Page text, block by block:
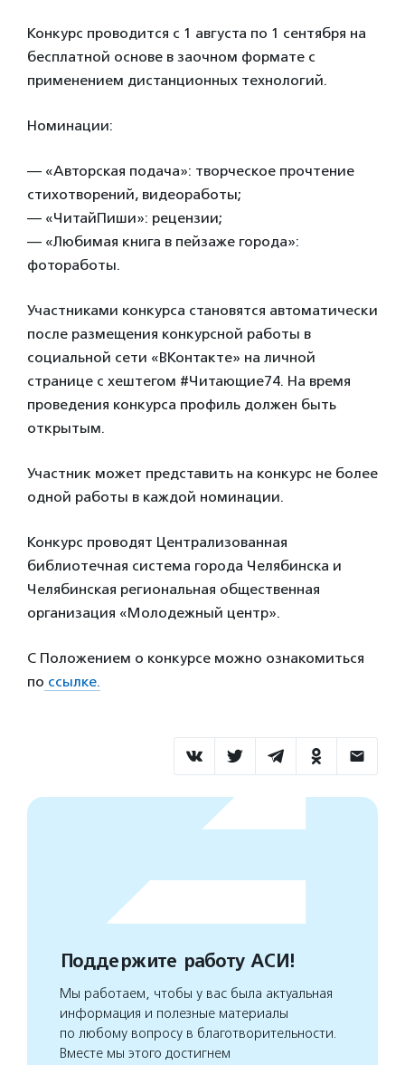
Конкурс проводится с 1 августа по 1 сентября на
бесплатной основе в заочном формате с
применением дистанционных технологий.
Номинации:
— «Авторская подача»: творческое прочтение
стихотворений, видеоработы;
— «ЧитайПиши»: рецензии;
— «Любимая книга в пейзаже города»:
фотоработы.
Участниками конкурса становятся автоматически
после размещения конкурсной работы в
социальной сети «ВКонтакте» на личной
странице с хештегом #Читающие74. На время
проведения конкурса профиль должен быть
открытым.
Участник может представить на конкурс не более
одной работы в каждой номинации.
Конкурс проводят Централизованная
библиотечная система города Челябинска и
Челябинская региональная общественная
организация «Молодежный центр».
С Положением о конкурсе можно ознакомиться
по ссылке.
Поддержите работу АСИ!
Мы работаем, чтобы у вас была актуальная
информация и полезные материалы
по любому вопросу в благотворительности.
Вместе мы этого достигнем